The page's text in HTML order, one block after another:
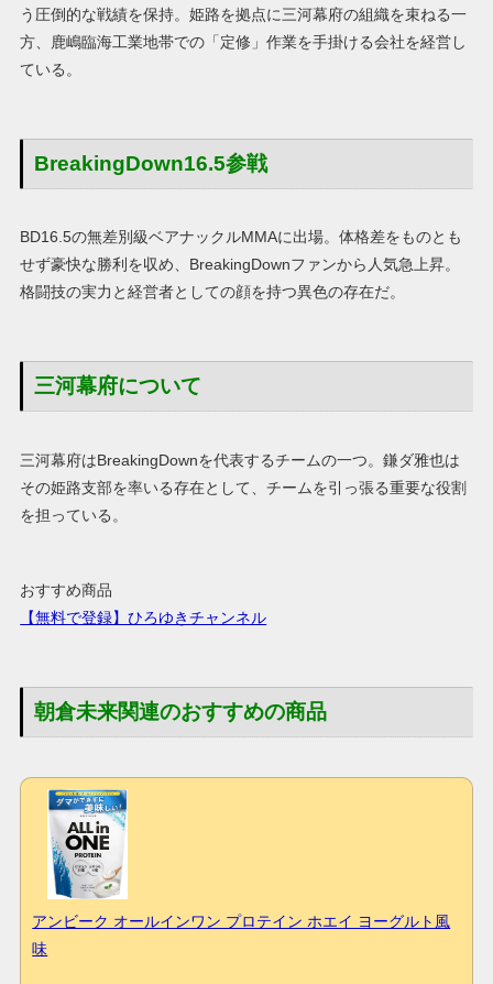
う圧倒的な戦績を保持。姫路を拠点に三河幕府の組織を束ねる一
方、鹿嶋臨海工業地帯での「定修」作業を手掛ける会社を経営し
ている。
BreakingDown16.5参戦
BD16.5の無差別級ベアナックルMMAに出場。体格差をものとも
せず豪快な勝利を収め、BreakingDownファンから人気急上昇。
格闘技の実力と経営者としての顔を持つ異色の存在だ。
三河幕府について
三河幕府はBreakingDownを代表するチームの一つ。鎌ダ雅也は
その姫路支部を率いる存在として、チームを引っ張る重要な役割
を担っている。
おすすめ商品
【無料で登録】ひろゆきチャンネル
朝倉未来関連のおすすめの商品
アンビーク オールインワン プロテイン ホエイ ヨーグルト風
味